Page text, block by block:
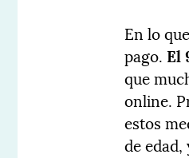
En lo
pago. El
que
online.
estos
de